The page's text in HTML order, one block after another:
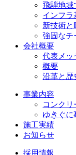
飛騨地域
インフラ
新技術と
強固なチ
会社概要
代表メッ
概要
沿革と歴
事業内容
コンクリ
ゆきぐに
施工実績
お知らせ
採用情報